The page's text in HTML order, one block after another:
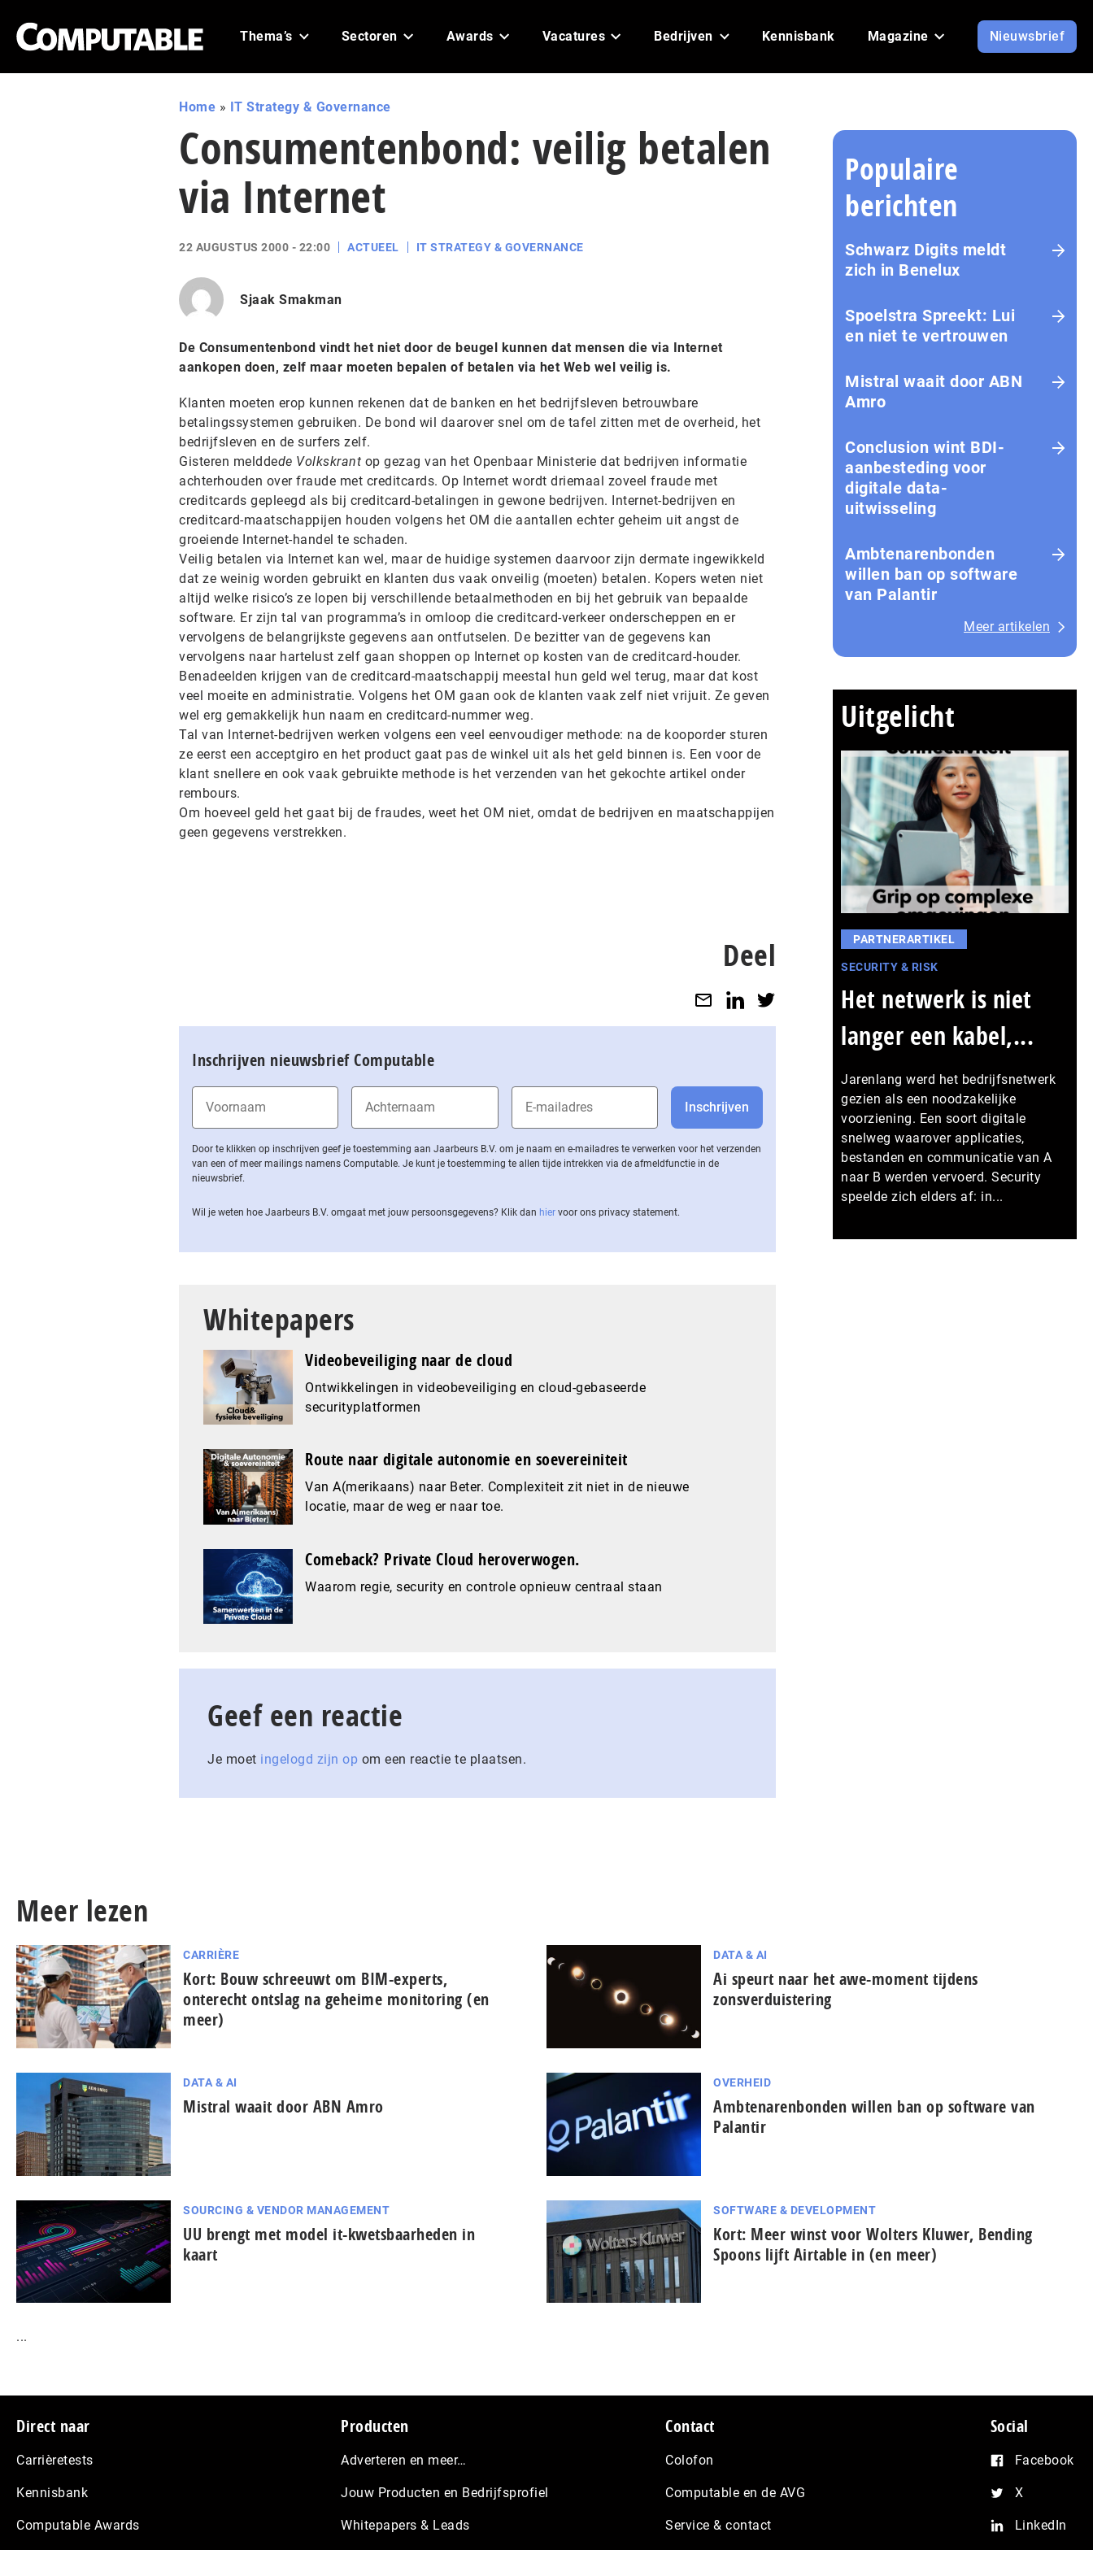
Thema’s Sectoren Awards Vacatures Bedrijven Kennisbank Magazine Nieuwsbrief
Home » IT Strategy & Governance
Consumentenbond: veilig betalen
via Internet
22 AUGUSTUS 2000 - 22:00 ACTUEEL IT STRATEGY & GOVERNANCE
Sjaak Smakman
De Consumentenbond vindt het niet door de beugel kunnen dat mensen die via Internet
aankopen doen, zelf maar moeten bepalen of betalen via het Web wel veilig is.
Klanten moeten erop kunnen rekenen dat de banken en het bedrijfsleven betrouwbare
betalingssystemen gebruiken. De bond wil daarover snel om de tafel zitten met de overheid, het
bedrijfsleven en de surfers zelf.
Gisteren melddede Volkskrant op gezag van het Openbaar Ministerie dat bedrijven informatie
achterhouden over fraude met creditcards. Op Internet wordt driemaal zoveel fraude met
creditcards gepleegd als bij creditcard-betalingen in gewone bedrijven. Internet-bedrijven en
creditcard-maatschappijen houden volgens het OM die aantallen echter geheim uit angst de
groeiende Internet-handel te schaden.
Veilig betalen via Internet kan wel, maar de huidige systemen daarvoor zijn dermate ingewikkeld
dat ze weinig worden gebruikt en klanten dus vaak onveilig (moeten) betalen. Kopers weten niet
altijd welke risico’s ze lopen bij verschillende betaalmethoden en bij het gebruik van bepaalde
software. Er zijn tal van programma’s in omloop die creditcard-verkeer onderscheppen en er
vervolgens de belangrijkste gegevens aan ontfutselen. De bezitter van de gegevens kan
vervolgens naar hartelust zelf gaan shoppen op Internet op kosten van de creditcard-houder.
Benadeelden krijgen van de creditcard-maatschappij meestal hun geld wel terug, maar dat kost
veel moeite en administratie. Volgens het OM gaan ook de klanten vaak zelf niet vrijuit. Ze geven
wel erg gemakkelijk hun naam en creditcard-nummer weg.
Tal van Internet-bedrijven werken volgens een veel eenvoudiger methode: na de kooporder sturen
ze eerst een acceptgiro en het product gaat pas de winkel uit als het geld binnen is. Een voor de
klant snellere en ook vaak gebruikte methode is het verzenden van het gekochte artikel onder
rembours.
Om hoeveel geld het gaat bij de fraudes, weet het OM niet, omdat de bedrijven en maatschappijen
geen gegevens verstrekken.
Deel
Inschrijven nieuwsbrief Computable
Door te klikken op inschrijven geef je toestemming aan Jaarbeurs B.V. om je naam en e-mailadres te verwerken voor het verzenden
van een of meer mailings namens Computable. Je kunt je toestemming te allen tijde intrekken via de af­meld­func­tie in de
nieuwsbrief.
Wil je weten hoe Jaarbeurs B.V. omgaat met jouw per­soons­ge­ge­vens? Klik dan hier voor ons privacy statement.
Whitepapers
Videobeveiliging naar de cloud
Ontwikkelingen in videobeveiliging en cloud-gebaseerde
securityplatformen
Route naar digitale autonomie en soevereiniteit
Van A(merikaans) naar Beter. Complexiteit zit niet in de nieuwe
locatie, maar de weg er naar toe.
Comeback? Private Cloud heroverwogen.
Waarom regie, security en controle opnieuw centraal staan
Geef een reactie
Je moet ingelogd zijn op om een reactie te plaatsen.
Populaire
berichten
Schwarz Digits meldt
zich in Benelux
Spoelstra Spreekt: Lui
en niet te vertrouwen
Mistral waait door ABN
Amro
Conclusion wint BDI-
aanbesteding voor
digitale data-
uitwisseling
Ambtenarenbonden
willen ban op software
van Palantir
Meer artikelen
Uitgelicht
PARTNERARTIKEL
SECURITY & RISK
Het netwerk is niet
langer een kabel,...
Jarenlang werd het bedrijfsnetwerk
gezien als een noodzakelijke
voorziening. Een soort digitale
snelweg waarover applicaties,
bestanden en communicatie van A
naar B werden vervoerd. Security
speelde zich elders af: in...
Meer lezen
CARRIÈRE
Kort: Bouw schreeuwt om BIM-experts,
onterecht ontslag na geheime monitoring (en
meer)
DATA & AI
Ai speurt naar het awe-moment tijdens
zonsverduistering
DATA & AI
Mistral waait door ABN Amro
OVERHEID
Ambtenarenbonden willen ban op software van
Palantir
SOURCING & VENDOR MANAGEMENT
UU brengt met model it-kwetsbaarheden in
kaart
SOFTWARE & DEVELOPMENT
Kort: Meer winst voor Wolters Kluwer, Bending
Spoons lijft Airtable in (en meer)
...
Footer
Direct naar
Carrièretests
Kennisbank
Computable Awards
Producten
Adverteren en meer…
Jouw Producten en Bedrijfsprofiel
Whitepapers & Leads
Contact
Colofon
Computable en de AVG
Service & contact
Social
Facebook
X
LinkedIn